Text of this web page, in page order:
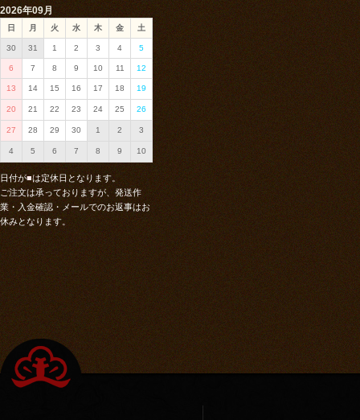
2026年09月
日 月 火 水 木 金 土
30 31 1 2 3 4 5
6 7 8 9 10 11 12
13 14 15 16 17 18 19
20 21 22 23 24 25 26
27 28 29 30 1 2 3
4 5 6 7 8 9 10
日付が■は定休日となります。
ご注文は承っておりますが、発送作
業・入金確認・メールでのお返事はお
休みとなります。